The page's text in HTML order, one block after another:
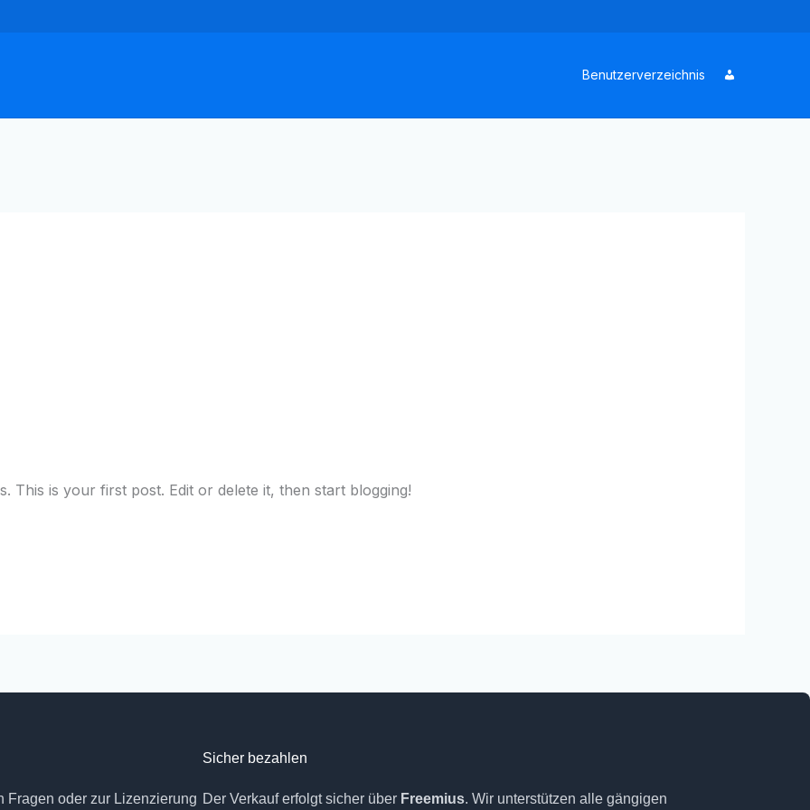
Benutzerverzeichnis
This is your first post. Edit or delete it, then start blogging!
Fragen oder zur Lizenzierung
Sicher bezahlen
Der Verkauf erfolgt sicher über Freemius. Wir unterstützen alle gängigen